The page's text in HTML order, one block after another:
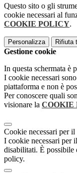
Questo sito o gli
cookie necessari al
COOKIE POLICY.
Personalizza Rifiuta
Gestione cookie
In questa schermata è
I cookie necessari
piattaforma e non è
Per conoscere quali
visionare la COOKIE
Cookie necessari per
I cookie necessari per
disabilitati. È possibile
policy.